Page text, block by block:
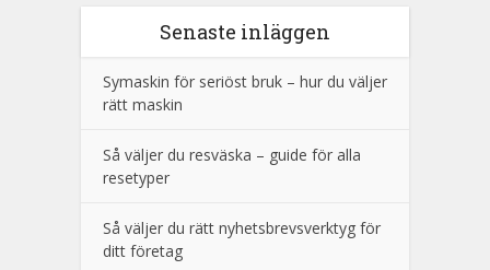
Senaste inläggen
Symaskin för seriöst bruk – hur du väljer
rätt maskin
Så väljer du resväska – guide för alla
resetyper
Så väljer du rätt nyhetsbrevsverktyg för
ditt företag